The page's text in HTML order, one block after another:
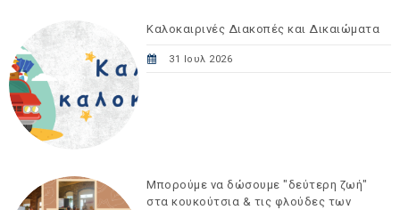
Καλοκαιρινές Διακοπές και Δικαιώματα
31 Ιουλ 2026
Μπορούμε να δώσουμε "δεύτερη ζωή"
στα κουκούτσια & τις φλούδες των